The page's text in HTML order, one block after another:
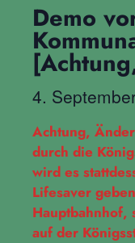
Demo
4.
Achtung,
durch die
wird es
Lifesaver
Hauptbahnhof,
auf der